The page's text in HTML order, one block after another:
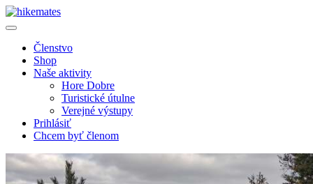
Členstvo
Shop
Naše aktivity
Hore Dobre
Turistické útulne
Verejné výstupy
Prihlásiť
Chcem byť členom